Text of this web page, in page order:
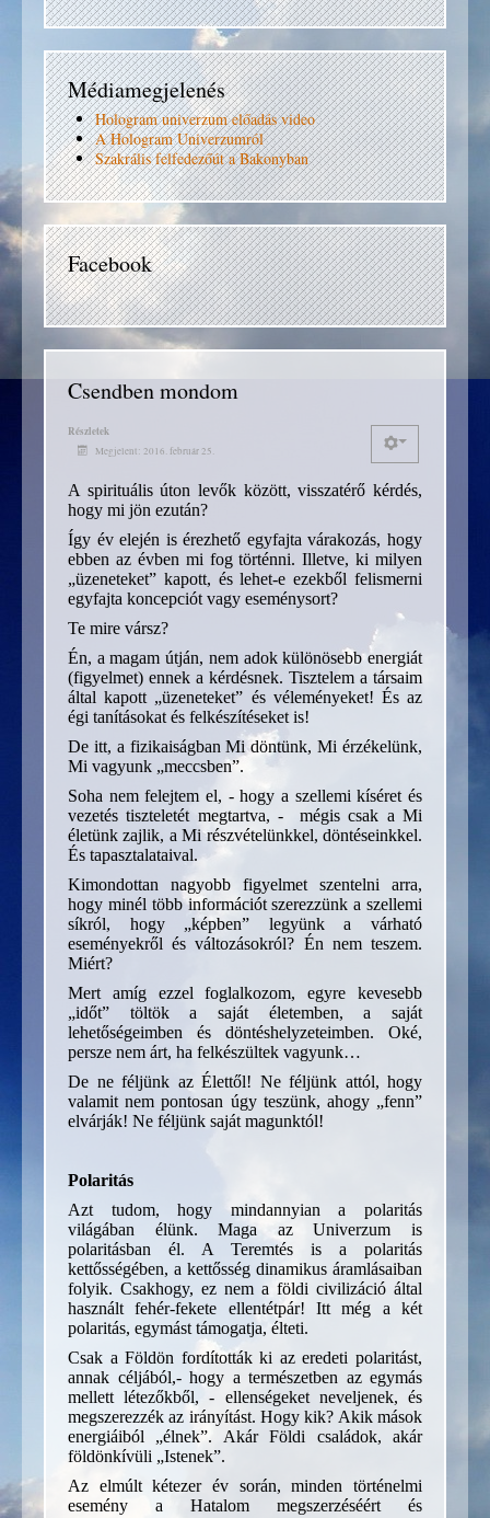
Médiamegjelenés
Hologram univerzum előadás video
A Hologram Univerzumról
Szakrális felfedezőút a Bakonyban
Facebook
Csendben mondom
Részletek
Megjelent: 2016. február 25.
A spirituális úton levők között, visszatérő kérdés,
hogy mi jön ezután?
Így év elején is érezhető egyfajta várakozás, hogy
ebben az évben mi fog történni. Illetve, ki milyen
„üzeneteket” kapott, és lehet-e ezekből felismerni
egyfajta koncepciót vagy eseménysort?
Te mire vársz?
Én, a magam útján, nem adok különösebb energiát
(figyelmet) ennek a kérdésnek. Tisztelem a társaim
által kapott „üzeneteket” és véleményeket! És az
égi tanításokat és felkészítéseket is!
De itt, a fizikaiságban Mi döntünk, Mi érzékelünk,
Mi vagyunk „meccsben”.
Soha nem felejtem el, - hogy a szellemi kíséret és
vezetés tiszteletét megtartva, - mégis csak a Mi
életünk zajlik, a Mi részvételünkkel, döntéseinkkel.
És tapasztalataival.
Kimondottan nagyobb figyelmet szentelni arra,
hogy minél több információt szerezzünk a szellemi
síkról, hogy „képben” legyünk a várható
eseményekről és változásokról? Én nem teszem.
Miért?
Mert amíg ezzel foglalkozom, egyre kevesebb
„időt” töltök a saját életemben, a saját
lehetőségeimben és döntéshelyzeteimben. Oké,
persze nem árt, ha felkészültek vagyunk…
De ne féljünk az Élettől! Ne féljünk attól, hogy
valamit nem pontosan úgy teszünk, ahogy „fenn”
elvárják! Ne féljünk saját magunktól!
Polaritás
Azt tudom, hogy mindannyian a polaritás
világában élünk. Maga az Univerzum is
polaritásban él. A Teremtés is a polaritás
kettősségében, a kettősség dinamikus áramlásaiban
folyik. Csakhogy, ez nem a földi civilizáció által
használt fehér-fekete ellentétpár! Itt még a két
polaritás, egymást támogatja, élteti.
Csak a Földön fordították ki az eredeti polaritást,
annak céljából,- hogy a természetben az egymás
mellett létezőkből, - ellenségeket neveljenek, és
megszerezzék az irányítást. Hogy kik? Akik mások
energiáiból „élnek”. Akár Földi családok, akár
földönkívüli „Istenek”.
Az elmúlt kétezer év során, minden történelmi
esemény a Hatalom megszerzéséért és